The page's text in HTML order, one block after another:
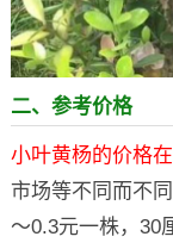
二、参考价格
小叶黄杨的价格
市场等不同而不
～0.3元一株，30